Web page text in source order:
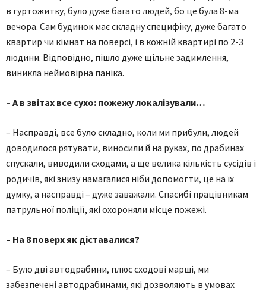
в гуртожитку, було дуже багато людей, бо це була 8-ма
вечора. Сам будинок має складну специфіку, дуже багато
квартир чи кімнат на поверсі, і в кожній квартирі по 2-3
людини. Відповідно, пішло дуже щільне задимлення,
виникла неймовірна паніка.
– А в звітах все сухо: пожежу локалізували…
– Насправді, все було складно, коли ми прибули, людей
доводилося рятувати, виносили й на руках, по драбинах
спускали, виводили сходами, а ще велика кількість сусідів і
родичів, які знизу намагалися ніби допомогти, це на їх
думку, а насправді – дуже заважали. Спасибі працівникам
патрульної поліції, які охороняли місце пожежі.
– На 8 поверх як діставалися?
– Було дві автодрабини, плюс сходові марші, ми
забезпечені автодрабинами, які дозволяють в умовах